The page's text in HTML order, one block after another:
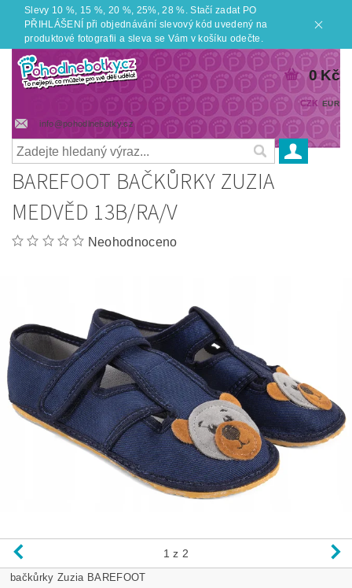
Slevy 10 %, 15 %, 20 %, 25%, 28 %. Stačí zadat PO
PŘIHLÁŠENÍ při objednávání slevový kód uvedený na
produktové fotografii a sleva se Vám v košíku odečte.
info@pohodlnebotky.cz
CZK EUR
0 Kč
BAREFOOT BAČKŮRKY ZUZIA
MEDVĚD 13B/RA/V
Neohodnoceno
1 z 2
bačkůrky Zuzia BAREFOOT